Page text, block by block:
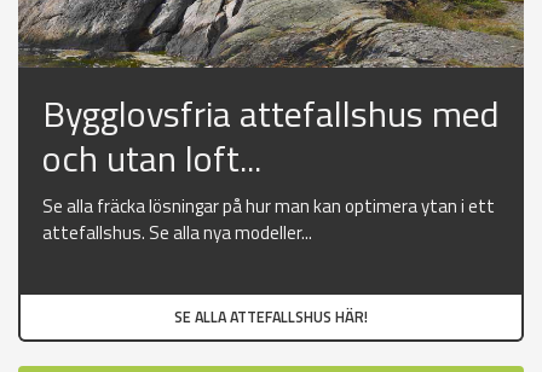
Bygglovsfria attefallshus med
och utan loft...
Se alla fräcka lösningar på hur man kan optimera ytan i ett
attefallshus. Se alla nya modeller...
SE ALLA ATTEFALLSHUS HÄR!